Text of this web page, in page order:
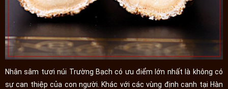
Nhân sâm tươi núi Trường Bạch có ưu điểm lớn nhất là không có
sự can thiệp của con người. Khác với các vùng định canh tại Hàn